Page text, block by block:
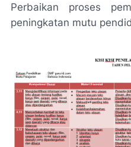
Perbaikan proses
peningkatan mutu